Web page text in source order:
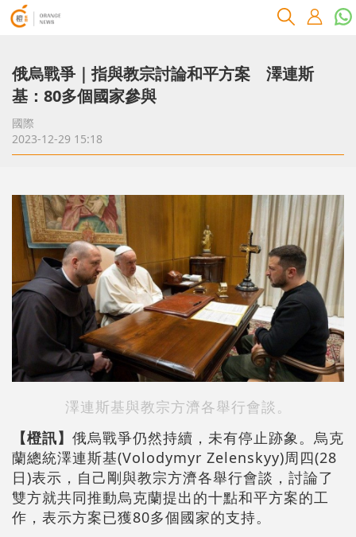
俄烏戰爭｜指與教宗討論和平方案 澤連斯
基：80多個國家參與
國際
2023-12-29 15:18
澤連斯基與教宗方濟各舉行會談。
【橙訊】 俄烏戰爭仍然持續，未有停止跡象。烏克
蘭總統澤連斯基(Volodymyr Zelenskyy)周四(28
日)表示，自己剛與教宗方濟各舉行會談，討論了
雙方就共同推動烏克蘭提出的十點和平方案的工
作，表示方案已獲80多個國家的支持。